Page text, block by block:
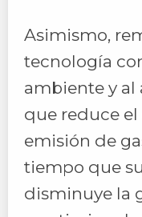
Asimismo,
tecnología
ambiente y al
que reduce
emisión de
tiempo que
disminuye la